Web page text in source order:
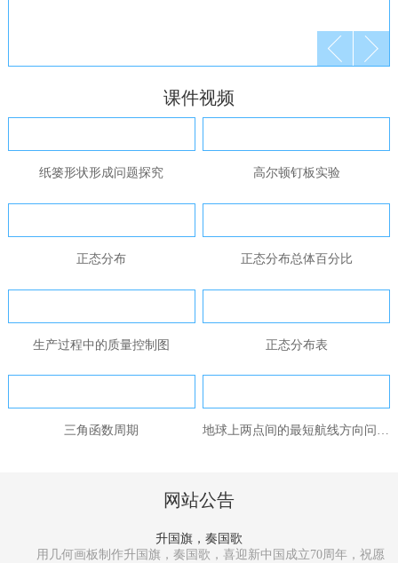
课件视频
纸篓形状形成问题探究 高尔顿钉板实验
正态分布 正态分布总体百分比
生产过程中的质量控制图 正态分布表
三角函数周期 地球上两点间的最短航线方向问题...
网站公告
升国旗，奏国歌
用几何画板制作升国旗，奏国歌，喜迎新中国成立70周年，祝愿